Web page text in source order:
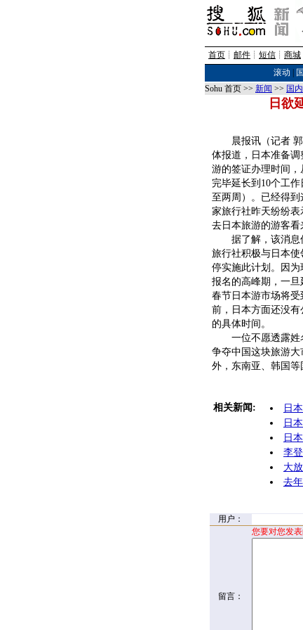
首页 ┊ 邮件 ┊ 短信 ┊ 商城
滚动
Sohu 首页 >> 新闻 >> 国内
日欲
晨报讯（记者 郭
体报道，日本准备
游的签证办理时间，
完毕延长到10个工
至两周）。已经得
家旅行社昨天纷纷表
去日本旅游的游客看
据了解，该消息
旅行社积极与日本
停实施此计划。因
报名的高峰期，一旦
春节日本游市场将受
前，日本方面还没
的具体时间。
一位不愿透露姓名
争夺中国这块旅游
外，东南亚、韩国等
相关新闻: 日
日
日
李
大
去
用户：
留言：
您要对您发